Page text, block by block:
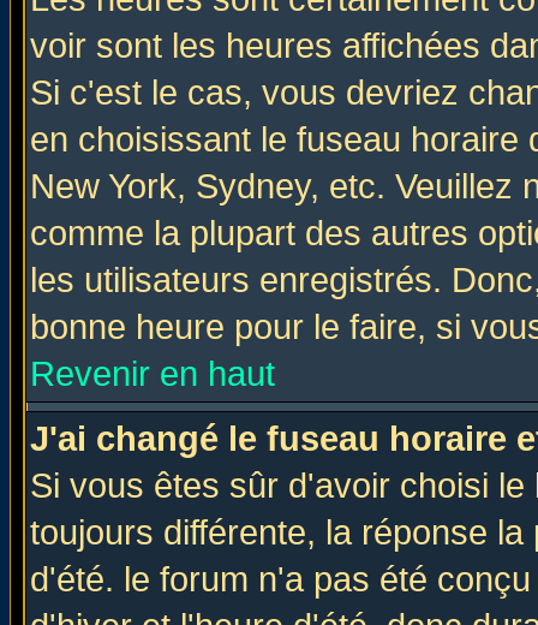
voir sont les heures affichées
Si c'est le cas, vous devriez
en choisissant le fuseau
New York, Sydney, etc. Veuillez
comme la plupart des autres
les utilisateurs enregistrés.
bonne heure pour le faire, si
Revenir en haut
J'ai changé le fuseau horaire
Si vous êtes sûr d'avoir choisi
toujours différente, la réponse
d'été. le forum n'a pas été